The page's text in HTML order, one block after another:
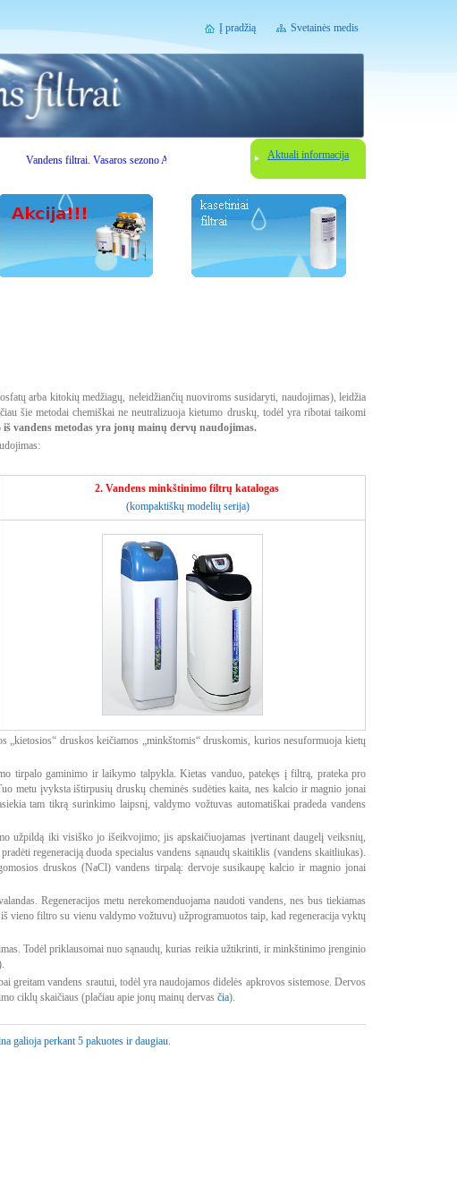
Svetainės medis
Į pradžią
Vandens filtrai. Vasaros sezono AKCIJOS. Gerbiami lankytojai, prieš užsisakydami vandens
Aktuali informacija
arba kitokių medžiagų, neleidžiančių nuoviroms susidaryti, naudojimas), leidžia
šie metodai chemiškai ne neutralizuoja kietumo druskų, todėl yra ribotai taikomi
vandens metodas yra jonų mainų dervų naudojimas.
2. Vandens minkštinimo filtrų katalogas
(kompaktiškų modelių serija)
druskos keičiamos „minkštomis“ druskomis, kurios nesuformuoja kietų
tirpalo gaminimo ir laikymo talpykla. Kietas vanduo, patekęs į filtrą, prateka pro
metu įvyksta ištirpusių druskų cheminės sudėties kaita, nes kalcio ir magnio jonai
tam tikrą surinkimo laipsnį, valdymo vožtuvas automatiškai pradeda vandens
užpildą iki visiško jo išeikvojimo; jis apskaičiuojamas įvertinant daugelį veiksnių,
regeneraciją duoda specialus vandens sąnaudų skaitiklis (vandens skaitliukas).
druskos (NaCl) vandens tirpalą: dervoje susikaupę kalcio ir magnio jonai
Regeneracijos metu nerekomenduojama naudoti vandens, nes bus tiekiamas
vieno filtro su vienu valdymo vožtuvu) užprogramuotos taip, kad regeneracija vyktų
Todėl priklausomai nuo sąnaudų, kurias reikia užtikrinti, ir minkštinimo įrenginio
greitam vandens srautui, todėl yra naudojamos didelės apkrovos sistemose. Dervos
ciklų skaičiaus (plačiau apie jonų mainų dervas čia).
galioja perkant 5 pakuotes ir daugiau.